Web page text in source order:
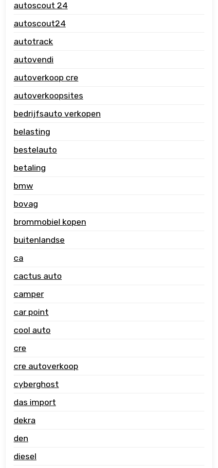
autoscout 24
autoscout24
autotrack
autovendi
autoverkoop cre
autoverkoopsites
bedrijfsauto verkopen
belasting
bestelauto
betaling
bmw
bovag
brommobiel kopen
buitenlandse
ca
cactus auto
camper
car point
cool auto
cre
cre autoverkoop
cyberghost
das import
dekra
den
diesel